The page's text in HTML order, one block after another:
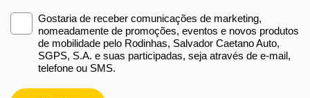
Gostaria de receber comunicações de marketing,
nomeadamente de promoções, eventos e novos produtos
de mobilidade pelo Rodinhas, Salvador Caetano Auto,
SGPS, S.A. e suas participadas, seja através de e-mail,
telefone ou SMS.